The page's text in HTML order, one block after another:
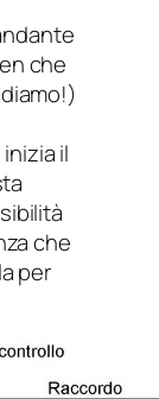
che
)
il
che
per